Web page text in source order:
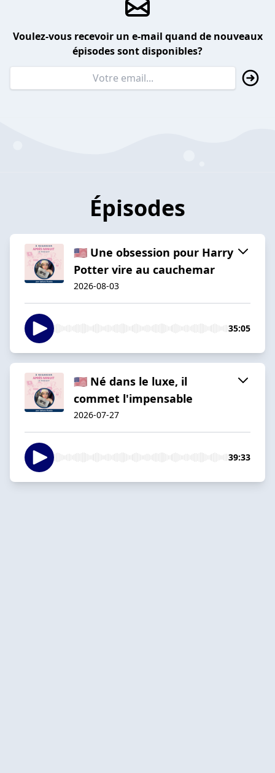
Voulez-vous recevoir un e-mail quand de nouveaux
épisodes sont disponibles?
Épisodes
🇺🇸 Une obsession pour Harry
Potter vire au cauchemar
2026-08-03
35:05
🇺🇸 Né dans le luxe, il
commet l'impensable
2026-07-27
39:33